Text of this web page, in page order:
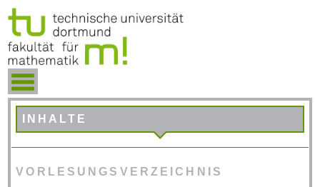
INHALTE
VORLESUNGSVERZEICHNIS